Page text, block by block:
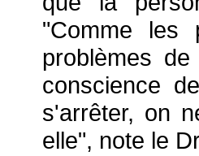
"Comme les
problèmes
conscience
s'arrêter, on
elle", note le